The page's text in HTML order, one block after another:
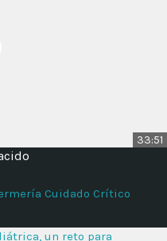
33:51
Cuidado Crítico